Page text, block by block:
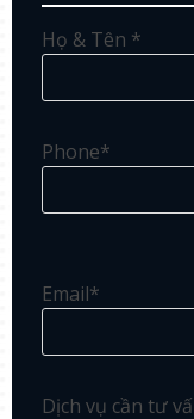
Họ & Tên *
Phone*
Email*
Dịch vụ cần tư